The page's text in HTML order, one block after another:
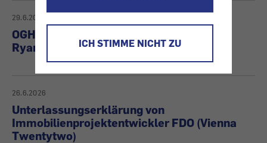
ICH STIMME NICHT ZU
Bereich
Aktuelles
Konsumentenrecht
29.6.2026
OGH: Unzulässige Gebührenklauseln bei
Ryanair
26.6.2026
Unterlassungserklärung von
Immobilienprojektentwickler FDO (Vienna
Twentytwo)